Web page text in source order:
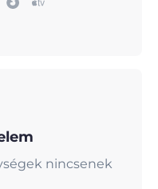
nincsenek